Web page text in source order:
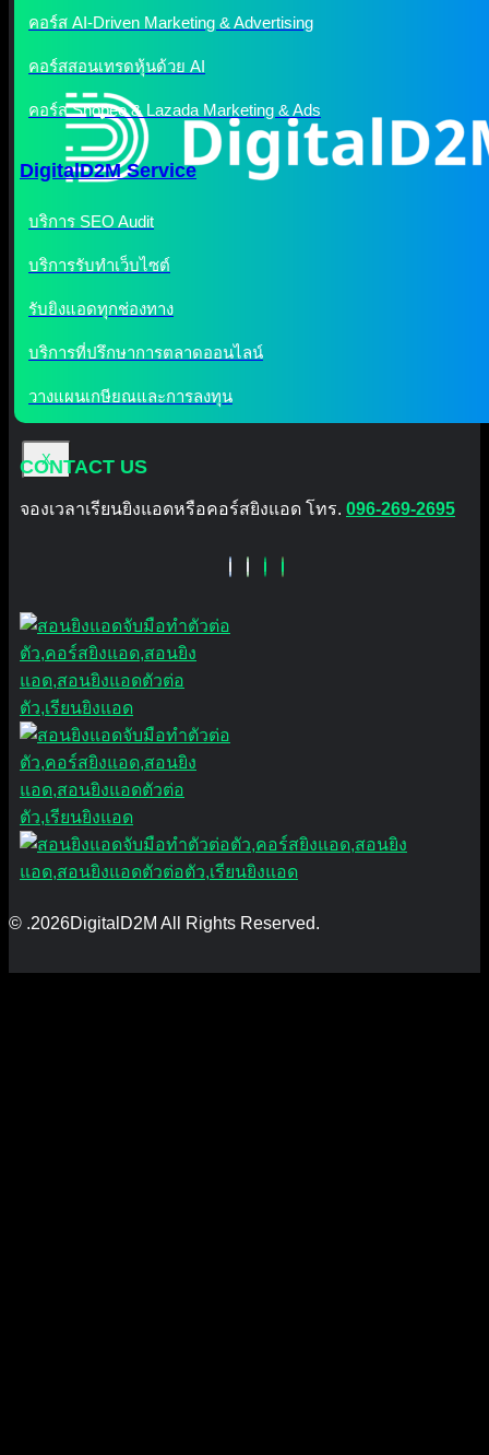
X
คอร์ส AI-Driven Marketing & Advertising
คอร์สสอนเทรดหุ้นด้วย AI
คอร์ส Shopee & Lazada Marketing & Ads
DigitalD2M Service
บริการ SEO Audit
บริการรับทำเว็บไซต์
รับยิงแอดทุกช่องทาง
บริการที่ปรึกษาการตลาดออนไลน์
วางแผนเกษียณและการลงทุน
CONTACT US
จองเวลาเรียนยิงแอดหรือคอร์สยิงแอด โทร. 096-269-2695
© .2026DigitalD2M All Rights Reserved.